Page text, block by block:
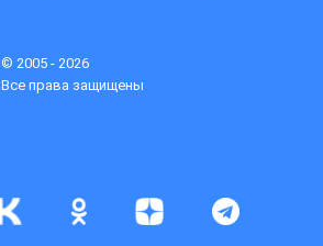
© 2005 - 2026
Все права защищены